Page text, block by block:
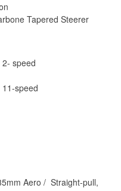
Tapered Steerer
speed
speed
Aero / Straight-pull,